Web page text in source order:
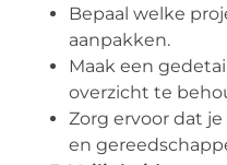
Bepaal welke
aanpakken.
Maak een
overzicht te
Zorg ervoor dat
en